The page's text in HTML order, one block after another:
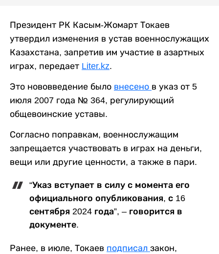
Президент РК Касым-Жомарт Токаев
утвердил изменения в устав военнослужащих
Казахстана, запретив им участие в азартных
играх, передает Liter.kz.
Это нововведение было внесено в указ от 5
июля 2007 года № 364, регулирующий
общевоинские уставы.
Согласно поправкам, военнослужащим
запрещается участвовать в играх на деньги,
вещи или другие ценности, а также в пари.
“Указ вступает в силу с момента его
официального опубликования, с 16
сентября 2024 года”, – говорится в
документе.
Ранее, в июле, Токаев подписал закон,